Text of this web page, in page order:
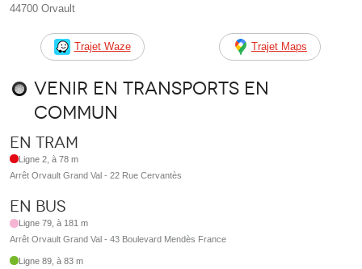
44700 Orvault
Trajet Waze Trajet Maps
Venir en transports en
commun
En tram
Ligne 2, à 78 m
Arrêt Orvault Grand Val - 22 Rue Cervantès
En bus
Ligne 79, à 181 m
Arrêt Orvault Grand Val - 43 Boulevard Mendès France
Ligne 89, à 83 m